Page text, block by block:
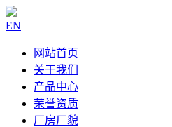
EN
网站首页
关于我们
产品中心
荣誉资质
厂房厂貌